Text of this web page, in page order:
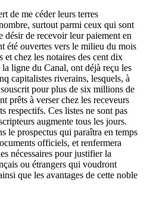
de me céder leurs terres
surtout parmi ceux qui sont
désir de recevoir leur paiement en
été ouvertes vers le milieu du mois
et chez les notaires des cent dix
ligne du Canal, ont déjà reçu les
capitalistes riverains, lesquels, à
pour plus de six millions de
prêts à verser chez les receveurs
respectifs. Ces listes ne sont pas
augmente tous les jours.
le prospectus qui paraîtra en temps
officiels, et renfermera
nécessaires pour justifier la
ou étrangers qui voudront
que les avantages de cette noble